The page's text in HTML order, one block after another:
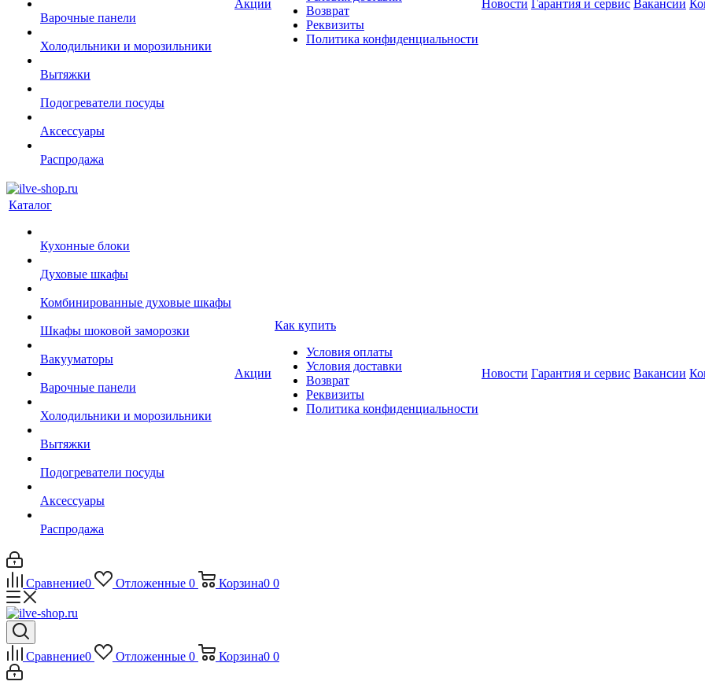
Варочные панели
Холодильники и морозильники
Вытяжки
Подогреватели посуды
Аксессуары
Распродажа
Акции
Возврат
Реквизиты
Политика конфиденциальности
Новости Гарантия и сервис Вакансии
Каталог
Кухонные блоки
Духовые шкафы
Комбинированные духовые шкафы
Шкафы шоковой заморозки
Вакууматоры
Варочные панели
Холодильники и морозильники
Вытяжки
Подогреватели посуды
Аксессуары
Распродажа
Акции
Как купить
Условия оплаты
Условия доставки
Возврат
Реквизиты
Политика конфиденциальности
Новости Гарантия и сервис Вакансии
Сравнение0 Отложенные 0 Корзина0 0
Сравнение0 Отложенные 0 Корзина0 0